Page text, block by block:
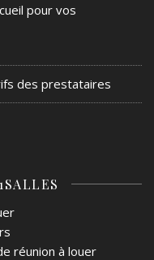
pour vos
des prestataires
réunion à louer